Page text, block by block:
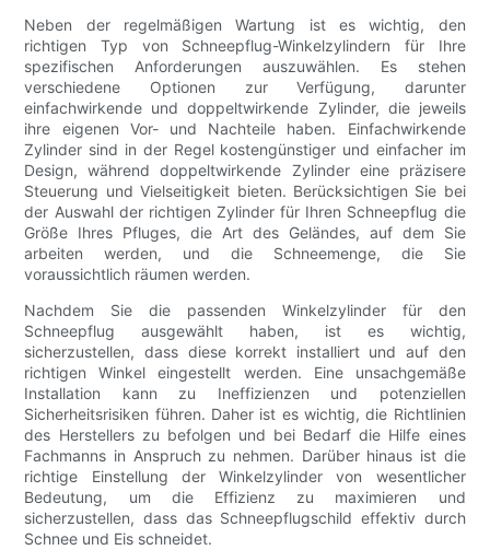
Neben der regelmäßigen Wartung ist es wichtig, den
richtigen Typ von Schneepflug-Winkelzylindern für Ihre
spezifischen Anforderungen auszuwählen. Es stehen
verschiedene Optionen zur Verfügung, darunter
einfachwirkende und doppeltwirkende Zylinder, die jeweils
ihre eigenen Vor- und Nachteile haben. Einfachwirkende
Zylinder sind in der Regel kostengünstiger und einfacher im
Design, während doppeltwirkende Zylinder eine präzisere
Steuerung und Vielseitigkeit bieten. Berücksichtigen Sie bei
der Auswahl der richtigen Zylinder für Ihren Schneepflug die
Größe Ihres Pfluges, die Art des Geländes, auf dem Sie
arbeiten werden, und die Schneemenge, die Sie
voraussichtlich räumen werden.
Nachdem Sie die passenden Winkelzylinder für den
Schneepflug ausgewählt haben, ist es wichtig,
sicherzustellen, dass diese korrekt installiert und auf den
richtigen Winkel eingestellt werden. Eine unsachgemäße
Installation kann zu Ineffizienzen und potenziellen
Sicherheitsrisiken führen. Daher ist es wichtig, die Richtlinien
des Herstellers zu befolgen und bei Bedarf die Hilfe eines
Fachmanns in Anspruch zu nehmen. Darüber hinaus ist die
richtige Einstellung der Winkelzylinder von wesentlicher
Bedeutung, um die Effizienz zu maximieren und
sicherzustellen, dass das Schneepflugschild effektiv durch
Schnee und Eis schneidet.